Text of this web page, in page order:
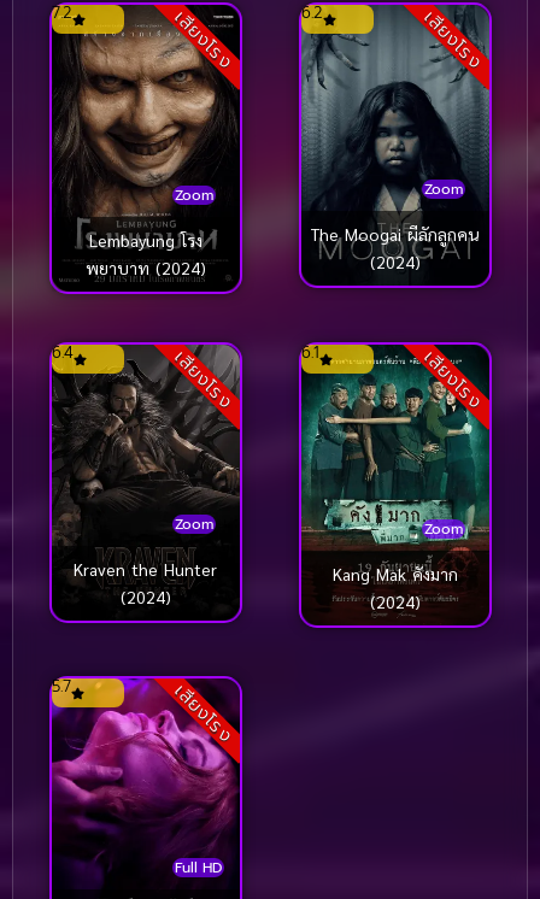
เสียงโรง
Zoom
7.2
Lembayung โรง
พยาบาท (2024)
เสียงโรง
Zoom
6.2
The Moogai ผีลักลูกคน
(2024)
เสียงโรง
Zoom
6.4
Kraven the Hunter
(2024)
เสียงโรง
Zoom
6.1
Kang Mak คังมาก
(2024)
เสียงโรง
Full HD
5.7